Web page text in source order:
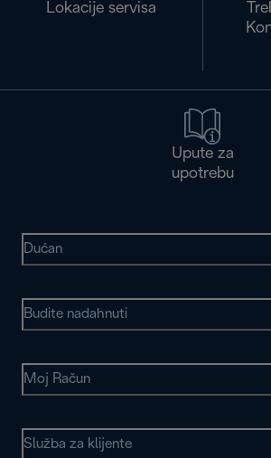
Lokacije servisa
Upute za
upotrebu
Dućan
Budite nadahnuti
Moj Račun
Služba za klijente